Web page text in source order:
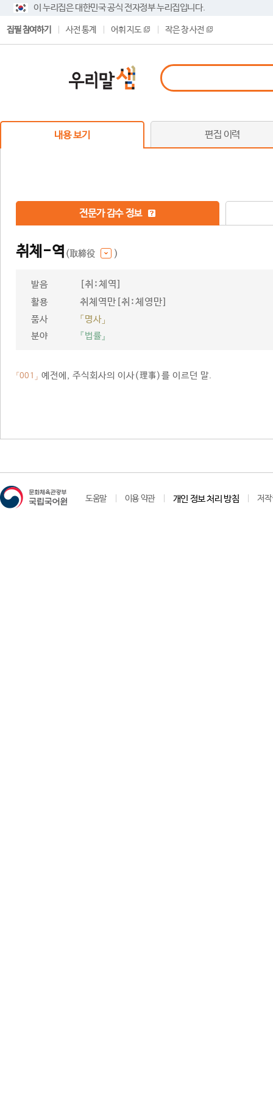
이 누리집은 대한민국 공식 전자정부 누리집입니다.
집필 참여하기 사전 통계 어휘 지도 작은 창 사전
내용 보기 편집 이력
전문가 감수 정보
취체-역 (取締役 )
발음 [취ː체역]
활용 취체역만[취ː체영만]
품사
「명사」
분야
『법률』
「001」 예전에, 주식회사의 이사(理事)를 이르던 말.
도움말 이용 약관 개인 정보 처리 방침 저